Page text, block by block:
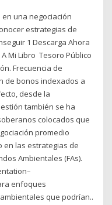
en una negociación
estrategias de
1 Descarga Ahora
A Mi Libro Tesoro Público
Frecuencia de
de bonos indexados a
desde la
también se ha
colocados que
promedio
en las estrategias de
Ambientales (FAs).
enfoques
que podrían..